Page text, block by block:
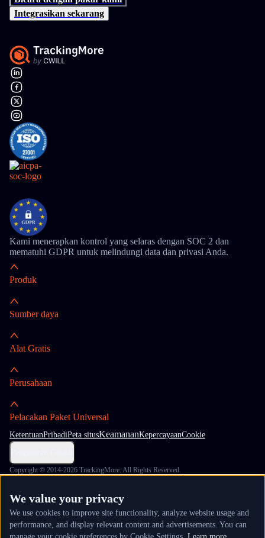
Integrasikan sekarang
Kami menerapkan kontrol yang selaras dengan SOC 2 dan
mematuhi GDPR untuk melindungi data dan privasi Anda.
Produk
Sumber daya
Alat Gratis
Perusahaan
Pelacakan Paket Universal
KetentuanPribadiPeta situsKeamananKepercayaanCookie
Copyright © 2014-2026 TrackingMore. All Rights Reserved.
We value your privacy
We use cookies to improve site functionality, analyze website usage and
performance, and display relevant content and advertisements. You can